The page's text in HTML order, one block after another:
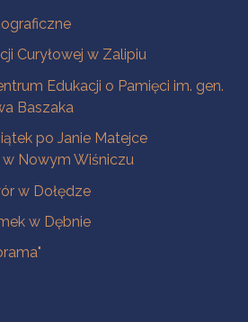
Curyłowej w Zalipiu
Edukacji o Pamięci im. gen.
Baszaka
po Janie Matejce
Nowym Wiśniczu
w Dołędze
w Dębnie